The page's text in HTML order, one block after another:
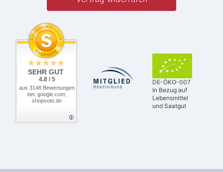
SEHR GUT
4.8 / 5
aus 3148 Bewertungen
bei: google.com,
shopvote.de
DE-ÖKO-007
In Bezug auf
Lebensmittel
und Saatgut